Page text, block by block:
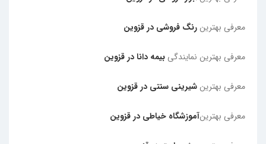
معرفی بهترین رنگ فروشی در قزوین
معرفی بهترین نمایندگی بیمه دانا در قزوین
معرفی بهترین شیرینی سنتی در قزوین
معرفی بهترینآموزشگاه خیاطی در قزوین